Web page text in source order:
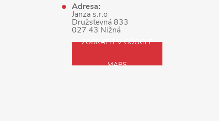
Adresa:
Janza s.r.o
Družstevná 833
027 43 Nižná
ZOBRAZIŤ V GOOGLE
MAPS